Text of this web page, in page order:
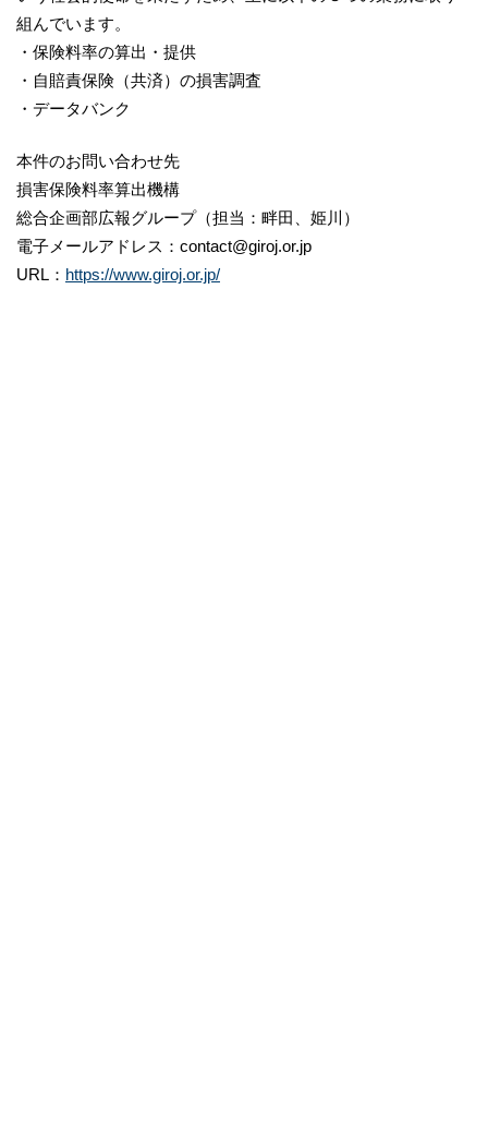
組んでいます。
・保険料率の算出・提供
・自賠責保険（共済）の損害調査
・データバンク
本件のお問い合わせ先
損害保険料率算出機構
総合企画部広報グループ（担当：畔田、姫川）
電子メールアドレス：contact@giroj.or.jp
URL： https://www.giroj.or.jp/